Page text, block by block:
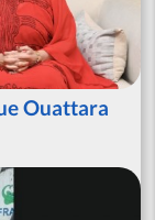
Ouattara